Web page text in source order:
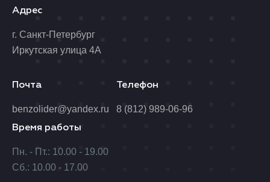
Адрес
г. Санкт-Петербург
Иркутская улица 4А
Время работы
Пн. - Пт.: 10.00 - 19.00
Сб.: 10.00 - 17.00
Почта
benzolider@yandex.ru
Телефон
8 (812) 989-06-96